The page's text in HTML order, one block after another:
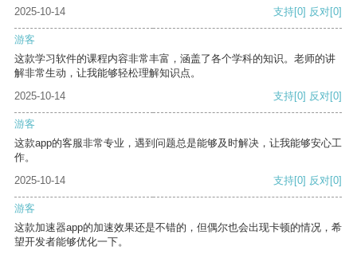
2025-10-14
支持[0] 反对[0]
游客
这款学习软件的课程内容非常丰富，涵盖了各个学科的知识。老师的讲
解非常生动，让我能够轻松理解知识点。
2025-10-14
支持[0] 反对[0]
游客
这款app的客服非常专业，遇到问题总是能够及时解决，让我能够安心工
作。
2025-10-14
支持[0] 反对[0]
游客
这款加速器app的加速效果还是不错的，但偶尔也会出现卡顿的情况，希
望开发者能够优化一下。